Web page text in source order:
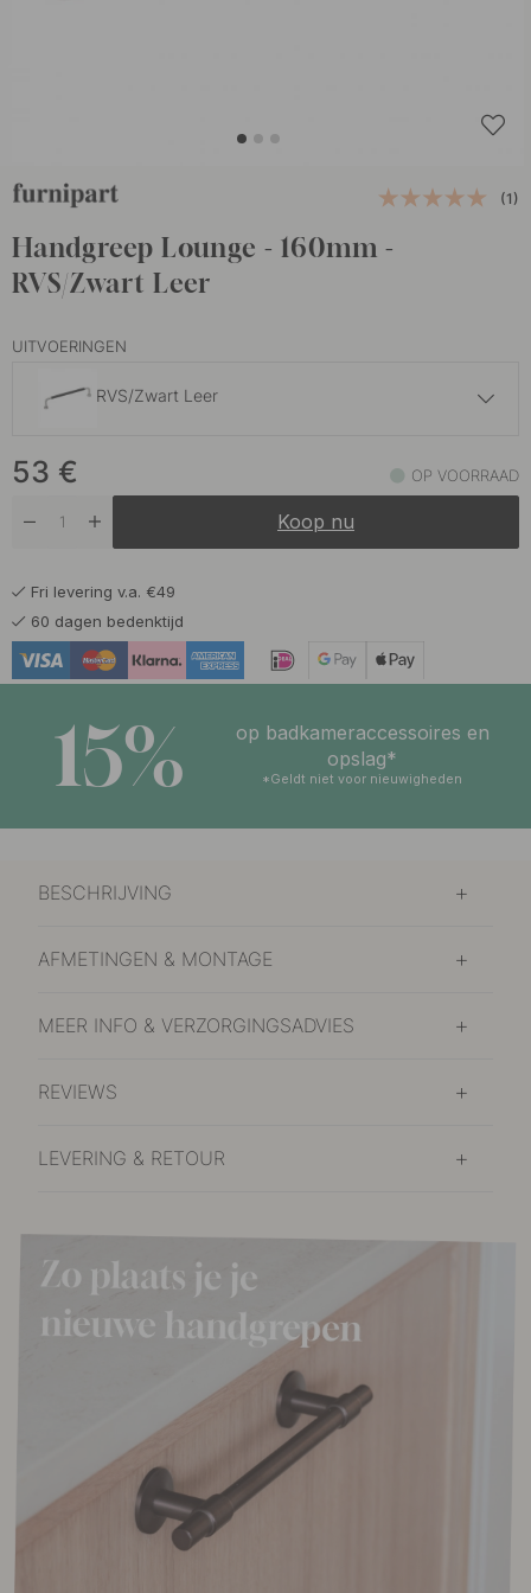
(1)
Handgreep Lounge - 160mm -
RVS/Zwart Leer
UITVOERINGEN
RVS/Zwart Leer
Op voorraad
Op voorraad
Chroom/Zwart Leer
Geborsteld Messing 29.50 €
Gepolijst Messing Op voorraad
18 €
21.50 €
53 € OP VOORRAAD
Koop nu
Fri levering v.a. €49
60 dagen bedenktijd
15%
op badkameraccessoires en
opslag*
*Geldt niet voor nieuwigheden
BESCHRIJVING
AFMETINGEN & MONTAGE
MEER INFO & VERZORGINGSADVIES
REVIEWS
LEVERING & RETOUR